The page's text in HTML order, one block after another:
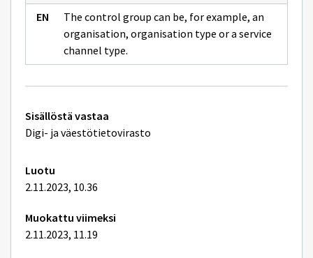
The control group can be, for example, an
organisation, organisation type or a service
channel type.
Tekniset
lisätiedot
Sisällöstä vastaa
Digi- ja väestötietovirasto
Luotu
2.11.2023, 10.36
Muokattu viimeksi
2.11.2023, 11.19